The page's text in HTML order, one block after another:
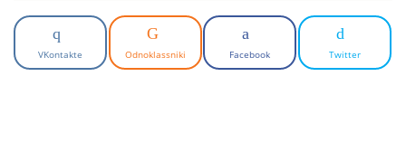
VKontakte Odnoklassniki Facebook Twitter